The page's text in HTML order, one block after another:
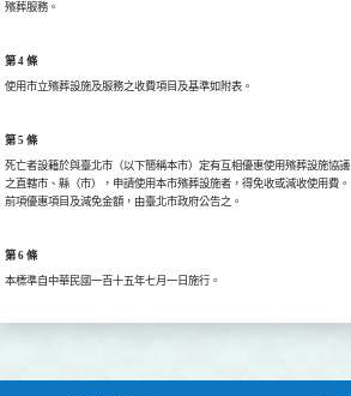
殯葬服務。
第 4 條
使用市立殯葬設施及服務之收費項目及基準如附表。
第 5 條
死亡者設籍於與臺北市（以下簡稱本市）定有互相優惠使用殯葬設施協議
之直轄市、縣（市），申請使用本市殯葬設施者，得免收或減收使用費。
前項優惠項目及減免金額，由臺北市政府公告之。
第 6 條
本標準自中華民國一百十五年七月一日施行。